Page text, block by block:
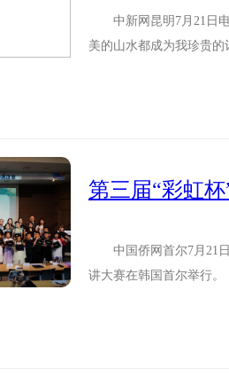
中新网昆明7月21日电
美的山水都成为我珍贵
第三届“彩虹
中国侨网首尔7月21日
讲大赛在韩国首尔举行